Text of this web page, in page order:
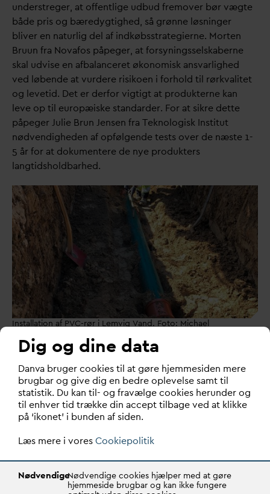
understreger, at offentlige udbud fremover bør vægte
både pris og bæredygtighed, så grønne løsninger
bliver en naturlig del af indkøbsstrategierne. Morten
Bruun fra Novafos påpeger, at forsyningsselskaberne
skal udvise en afbalanceret økonomisk ansvarlighed
ved løbende at vurdere risikoen i forhold til rørkvalitet
og levetid. Det er derfor vigtigt at produkterne kan
leve op til europæiske standarder. For at sikre dette
påpeger Julie Brun Jensen fra Teknologisk Institut
nødvendigheden af opfølgende tests over de næste 1-
5 år for at dokumentere de nye produkters
langtidsholdbarhed.
Installation af PVC-rør i Lemvig Vand. Foto: Michael
Fremtidens udvikling og konklusion
Erfaringerne fra Circular Pipes illustrerer, atder er et
stort potentiale for at moderniseretestmetoder og
udviklingsprocesser, så integrationen af genanvendt
plast kan accelereres.Som Andreas Ravn-Andersen fra
udfordringer, den tidskrævende proces med at udvikle
og teste nye løsninger ved hjælp af de nuværende
testmetoder: ”Meget skal kontrolleres undervejs,” siger
han. Gry Tully Robsahm fra Svendborg Forsyning deler
Dig og dine data
Danva bruger cookies til at gøre hjemmesiden mere
brugbar og give dig en bedre oplevelse samt til
statistik. Du kan til- og fravælge cookies herunder og
til enhver tid trække din accept tilbage ved at klikke
på ‘ikonet’ i bunden af siden.
Læs mere i voresCookiepolitik
NødvendigeNødvendige cookies hjælper med at gøre
hjemmeside brugbar og kan ikke fungere